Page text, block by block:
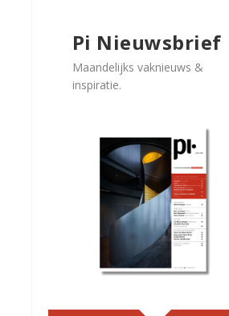
Pi Nieuwsbrief
Maandelijks vaknieuws &
inspiratie.